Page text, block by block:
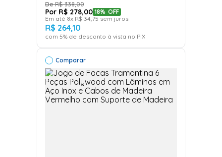
R$ 338,00
R$ 278,00 18% OFF
Em até 8x R$ 34,75 sem juros
R$ 264,10
com 5% de desconto à vista no PIX
Comparar